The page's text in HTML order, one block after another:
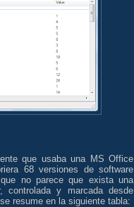
que usaba una MS Office
68 versiones de software
no parece que exista una
controlada y marcada desde
resume en la siguiente tabla: